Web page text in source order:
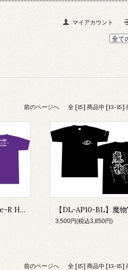
マイアカウント
前のページへ 全 [15] 商品中 [13-15]
【DL-AP04-PU】Re-R HYBRID Tシャツ (紫)
3,500円(税込3,850円)
前のページへ 全 [15] 商品中 [13-15]